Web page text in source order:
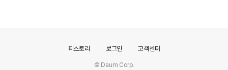
티스토리 로그인 고객센터
© Daum Corp.